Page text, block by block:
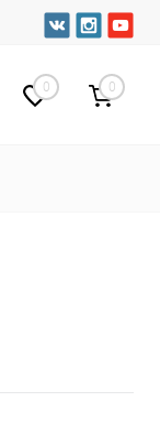
0 0